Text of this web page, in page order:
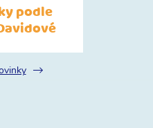
podle